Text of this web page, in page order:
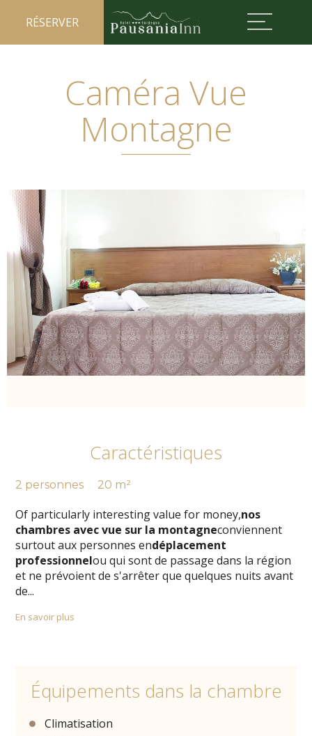
RÉSERVER
Caméra Vue
Montagne
Caractéristiques
2 personnes 20 m²
Of particularly interesting value for money,nos
chambres avec vue sur la montagneconviennent
surtout aux personnes endéplacement
professionnelou qui sont de passage dans la région
et ne prévoient de s'arrêter que quelques nuits avant
de...
En savoir plus
Équipements dans la chambre
Climatisation